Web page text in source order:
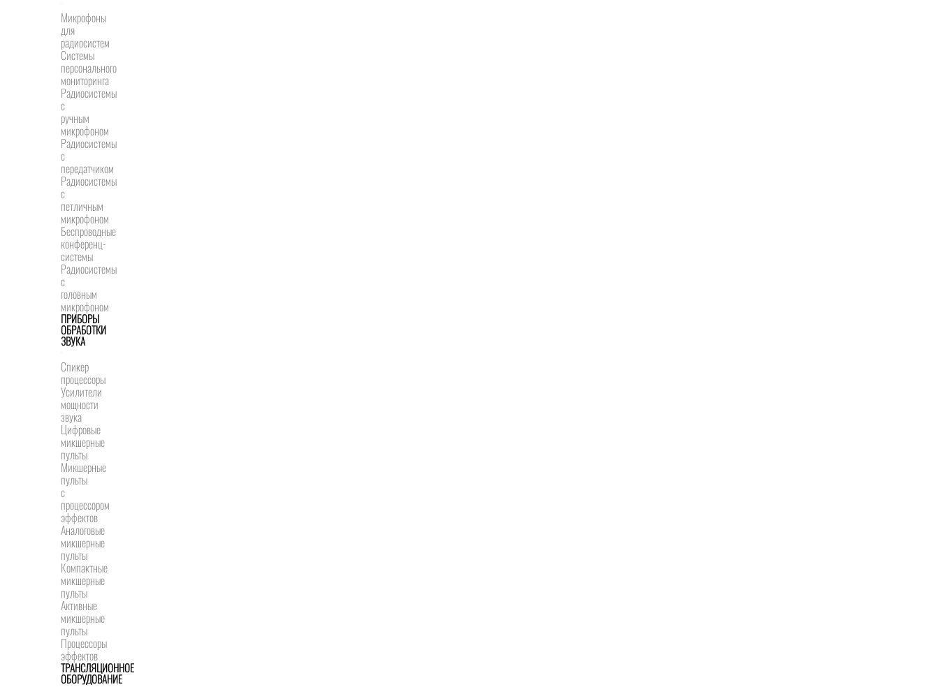
Микрофоны
для
радиосистем
Системы
персонального
мониторинга
Радиосистемы
c
ручным
микрофоном
Радиосистемы
с
передатчиком
Радиосистемы
с
петличным
микрофоном
Беспроводные
конференц-
системы
Радиосистемы
с
головным
микрофоном
ПРИБОРЫ
ОБРАБОТКИ
ЗВУКА
Спикер
процессоры
Усилители
мощности
звука
Цифровые
микшерные
пульты
Микшерные
пульты
с
процессором
эффектов
Аналоговые
микшерные
пульты
Компактные
микшерные
пульты
Активные
микшерные
пульты
Процессоры
эффектов
ТРАНСЛЯЦИОННОЕ
ОБОРУДОВАНИЕ